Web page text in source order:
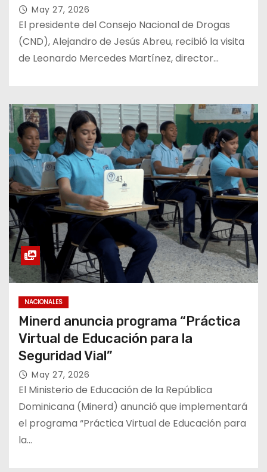
May 27, 2026
El presidente del Consejo Nacional de Drogas
(CND), Alejandro de Jesús Abreu, recibió la visita
de Leonardo Mercedes Martínez, director…
NACIONALES
Minerd anuncia programa “Práctica
Virtual de Educación para la
Seguridad Vial”
May 27, 2026
El Ministerio de Educación de la República
Dominicana (Minerd) anunció que implementará
el programa “Práctica Virtual de Educación para
la…